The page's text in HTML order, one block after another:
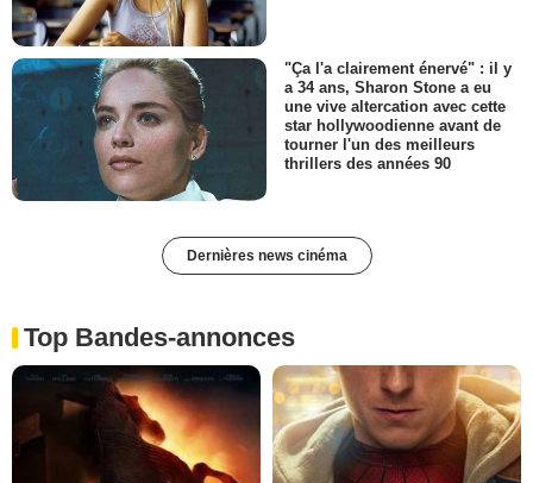
"Ça l'a clairement énervé" : il y
a 34 ans, Sharon Stone a eu
une vive altercation avec cette
star hollywoodienne avant de
tourner l'un des meilleurs
thrillers des années 90
Dernières news cinéma
Top Bandes-annonces